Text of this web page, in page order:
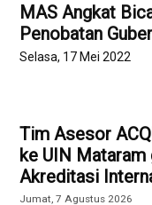
MAS Angkat
Penobatan
Selasa, 17 Mei 2022
Tim Asesor
ke UIN
Akreditasi
Jumat, 7 Agustus 2026